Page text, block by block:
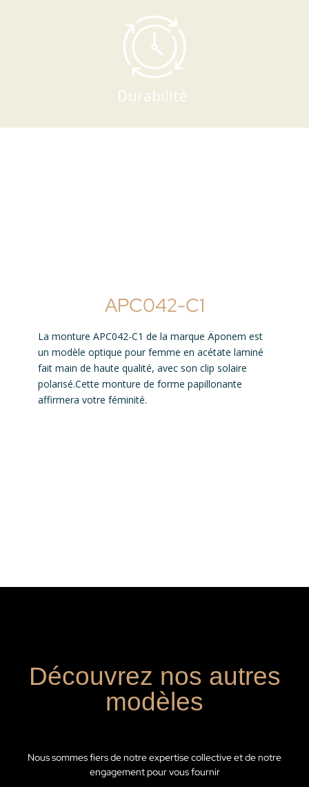
Durabilité
APC042-C1
La monture APC042-C1 de la marque Äponem est
un modèle optique pour femme en acétate laminé
fait main de haute qualité, avec son clip solaire
polarisé.Cette monture de forme papillonante
affirmera votre féminité.
Découvrez nos autres
modèles
Nous sommes fiers de notre expertise collective et de notre
engagement pour vous fournir